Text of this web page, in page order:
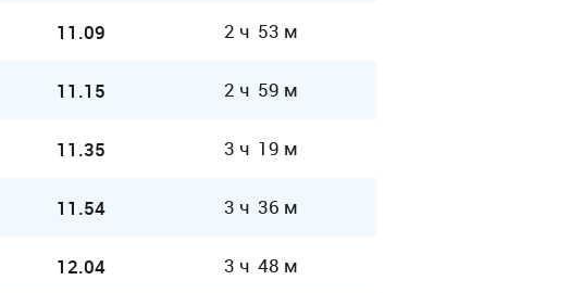
11.09 2 ч 53 м
11.15 2 ч 59 м
11.35 3 ч 19 м
11.54 3 ч 36 м
12.04 3 ч 48 м